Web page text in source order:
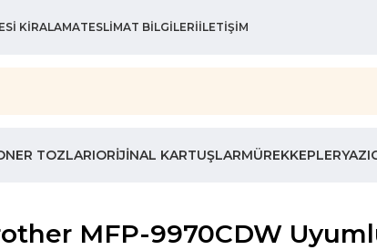
KIRALAMATESLIMAT BILGILERIİLETIŞIM
TOZLARIORIJINAL KARTUŞLARMÜREKKEPLER
MFP-9970CDW